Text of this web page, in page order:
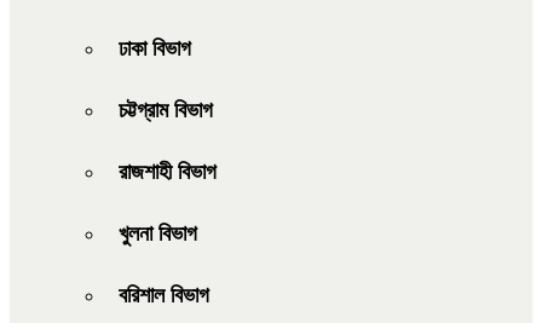
ঢাকা বিভাগ
চট্টগ্রাম বিভাগ
রাজশাহী বিভাগ
খুলনা বিভাগ
বরিশাল বিভাগ